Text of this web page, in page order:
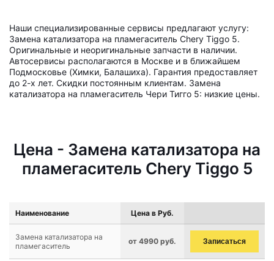
Наши специализированные сервисы предлагают услугу:
Замена катализатора на пламегаситель Chery Tiggo 5.
Оригинальные и неоригинальные запчасти в наличии.
Автосервисы располагаются в Москве и в ближайшем
Подмосковье (Химки, Балашиха). Гарантия предоставляет
до 2-х лет. Скидки постоянным клиентам. Замена
катализатора на пламегаситель Чери Тигго 5: низкие цены.
Цена - Замена катализатора на
пламегаситель Chery Tiggo 5
Наименование Цена в Руб.
Замена катализатора на
пламегаситель
от 4990 руб. Записаться